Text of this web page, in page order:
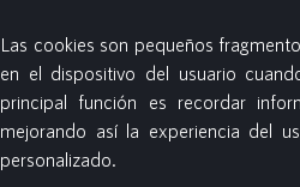
Las cookies son pequeños
en el dispositivo del usuario
principal función es recordar
mejorando así la experiencia del
personalizado.